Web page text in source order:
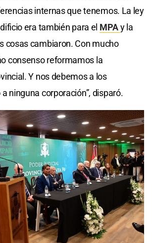
internas que tenemos. La ley
era también para el MPAy la
cosas cambiaron. Con mucho
consenso reformamos la
Y nos debemos a los
ninguna corporación”, disparó.